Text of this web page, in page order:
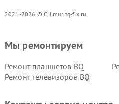
2021-2026 © СЦ mur.bq-fix.ru
Мы ремонтируем
Ремонт планшетов BQ
Ремонт телевизоров BQ